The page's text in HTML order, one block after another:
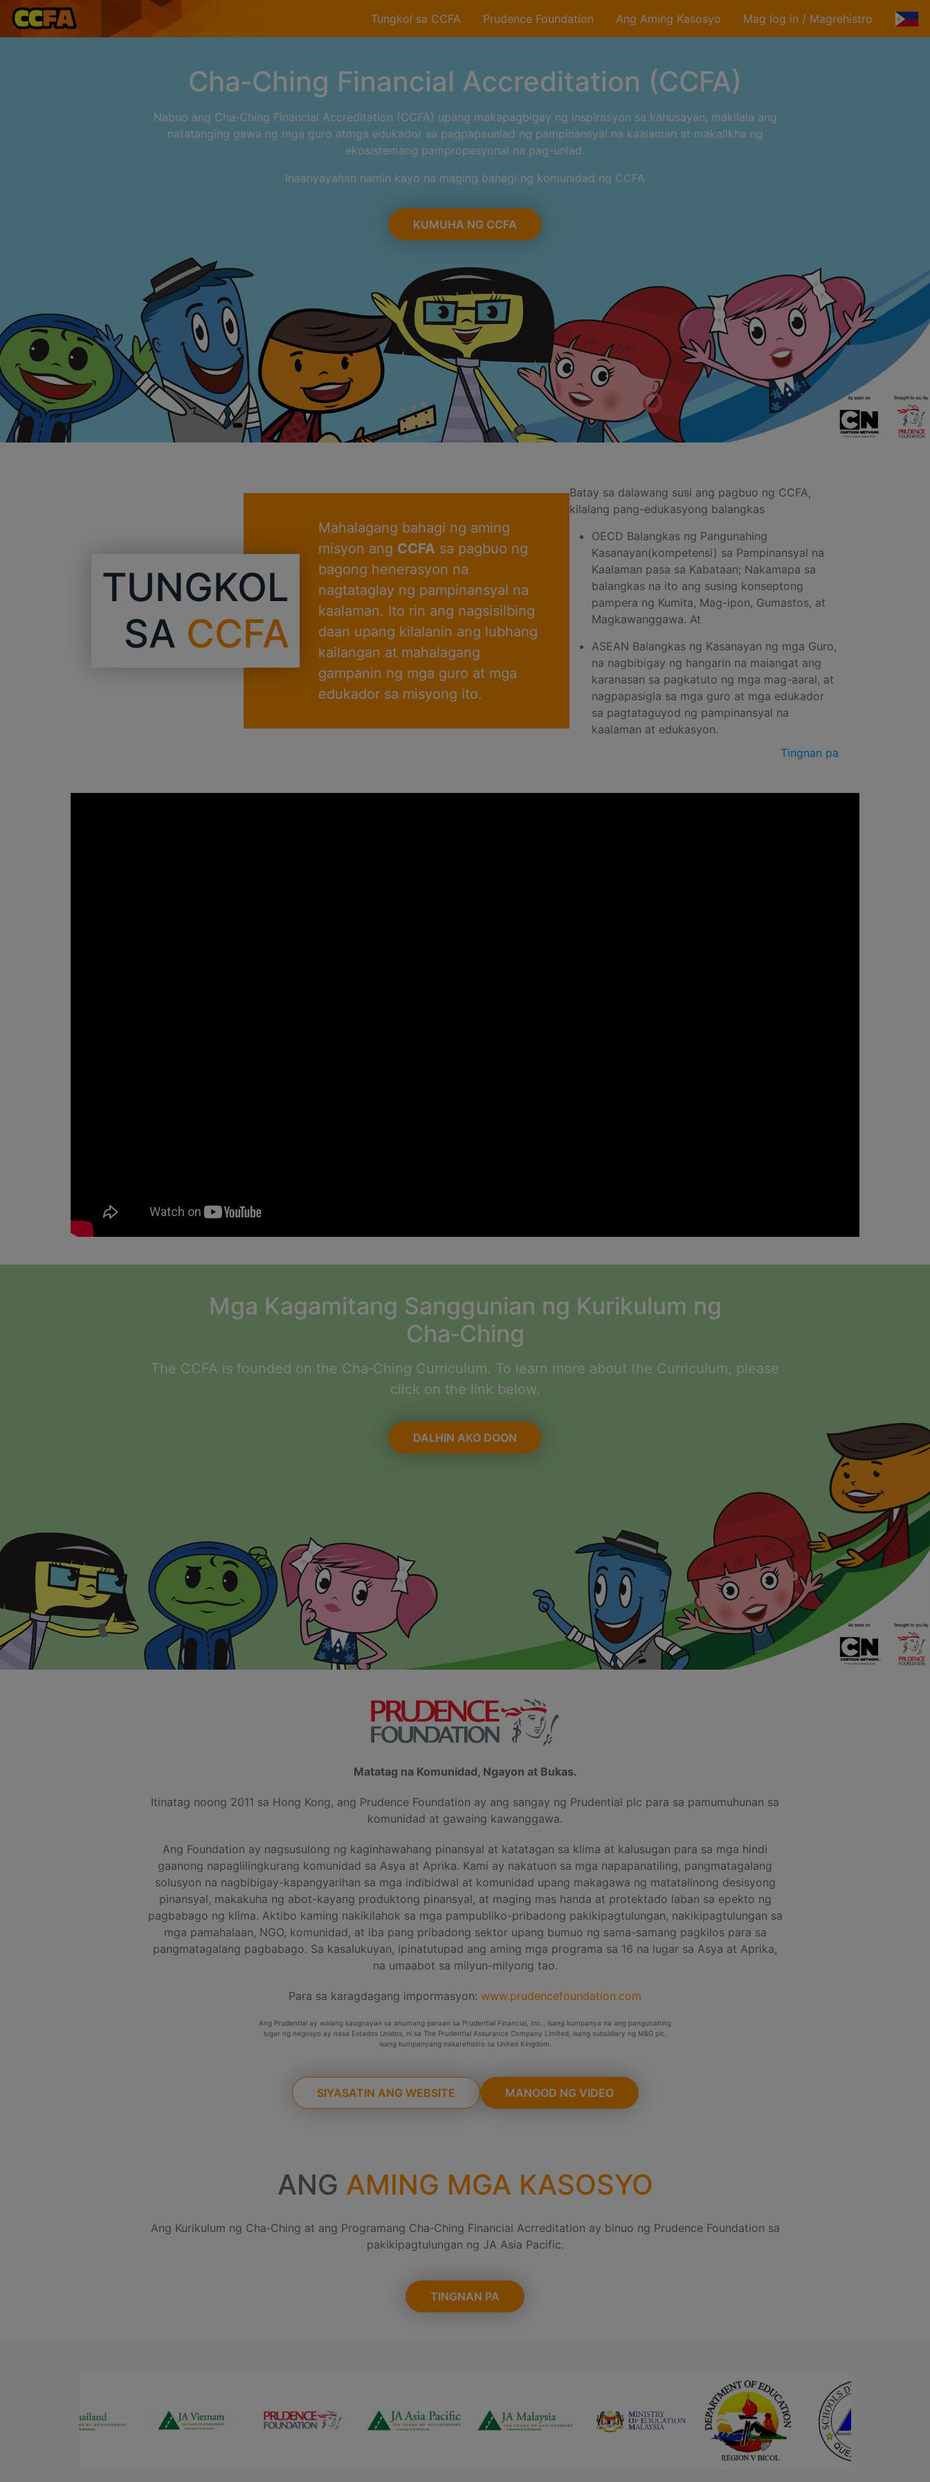
Tungkol sa CCFA Prudence Foundation Ang Aming Kasosyo Mag log in / Magrehistro
Cha‑Ching Financial Accreditation (CCFA)
Nabuo ang Cha‑Ching Financial Accreditation (CCFA) upang makapagbigay ng inspirasyon sa kahusayan, makilala ang
natatanging gawa ng mga guro atmga edukador sa pagpapaunlad ng pampinansyal na kaalaman at makalikha ng
ekosistemang pampropesyonal na pag-unlad.
Inaanyayahan namin kayo na maging bahagi ng komunidad ng CCFA
KUMUHA NG CCFA
TUNGKOL
SA CCFA
Mahalagang bahagi ng aming
misyon ang CCFAsa pagbuo ng
bagong henerasyon na
nagtataglay ng pampinansyal na
kaalaman. Ito rin ang nagsisilbing
daan upang kilalanin ang lubhang
kailangan at mahalagang
gampanin ng mga guro at mga
edukador sa misyong ito.
Batay sa dalawang susi ang pagbuo ng CCFA,
kilalang pang-edukasyong balangkas
OECD Balangkas ng Pangunahing
Kasanayan(kompetensi) sa Pampinansyal na
Kaalaman pasa sa Kabataan; Nakamapa sa
balangkas na ito ang susing konseptong
pampera ng Kumita, Mag-ipon, Gumastos, at
Magkawanggawa. At
ASEAN Balangkas ng Kasanayan ng mga Guro,
na nagbibigay ng hangarin na maiangat ang
karanasan sa pagkatuto ng mga mag-aaral, at
nagpapasigla sa mga guro at mga edukador
sa pagtataguyod ng pampinansyal na
kaalaman at edukasyon.
Tingnan pa
Mga Kagamitang Sanggunian ng Kurikulum ng
Cha‑Ching
The CCFA is founded on the Cha‑Ching Curriculum. To learn more about the Curriculum, please
click on the link below.
DALHIN AKO DOON
Matatag na Komunidad, Ngayon at Bukas.
Itinatag noong 2011 sa Hong Kong, ang Prudence Foundation ay ang sangay ng Prudential plc para sa pamumuhunan sa
komunidad at gawaing kawanggawa.
Ang Foundation ay nagsusulong ng kaginhawahang pinansyal at katatagan sa klima at kalusugan para sa mga hindi
gaanong napaglilingkurang komunidad sa Asya at Aprika. Kami ay nakatuon sa mga napapanatiling, pangmatagalang
solusyon na nagbibigay-kapangyarihan sa mga indibidwal at komunidad upang makagawa ng matatalinong desisyong
pinansyal, makakuha ng abot-kayang produktong pinansyal, at maging mas handa at protektado laban sa epekto ng
pagbabago ng klima. Aktibo kaming nakikilahok sa mga pampubliko-pribadong pakikipagtulungan, nakikipagtulungan sa
mga pamahalaan, NGO, komunidad, at iba pang pribadong sektor upang bumuo ng sama-samang pagkilos para sa
pangmatagalang pagbabago. Sa kasalukuyan, ipinatutupad ang aming mga programa sa 16 na lugar sa Asya at Aprika,
na umaabot sa milyun-milyong tao.
Para sa karagdagang impormasyon: www.prudencefoundation.com
Ang Prudential ay walang kaugnayan sa anumang paraan sa Prudential Financial, Inc., isang kumpanya na ang pangunahing
lugar ng negosyo ay nasa Estados Unidos, ni sa The Prudential Assurance Company Limited, isang subsidiary ng M&G plc,
isang kumpanyang nakarehistro sa United Kingdom.
SIYASATIN ANG WEBSITE MANOOD NG VIDEO
ANG AMING MGA KASOSYO
Ang Kurikulum ng Cha‑Ching at ang Programang Cha‑Ching Financial Acrreditation ay binuo ng Prudence Foundation sa
pakikipagtulungan ng JA Asia Pacific.
TINGNAN PA